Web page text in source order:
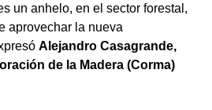
un anhelo, en el sector forestal,
aprovechar la nueva
Alejandro Casagrande,
de la Madera (Corma)